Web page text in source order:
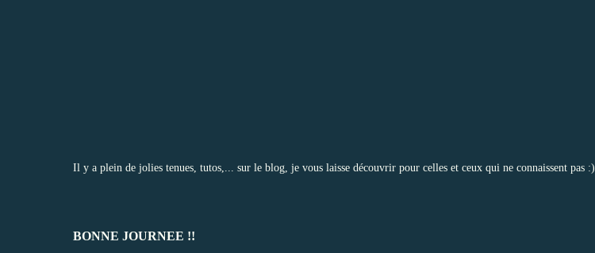
Il y a plein de jolies tenues, tutos,... sur le blog, je vous laisse découvrir pour celles et ceux qui ne connaissent pas :)
BONNE JOURNEE !!